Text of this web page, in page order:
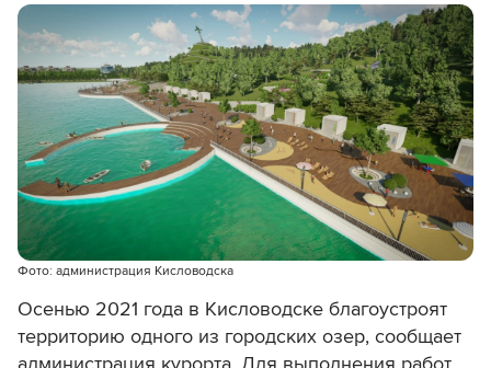
Фото: администрация Кисловодска
Осенью 2021 года в Кисловодске благоустроят
территорию одного из городских озер, сообщает